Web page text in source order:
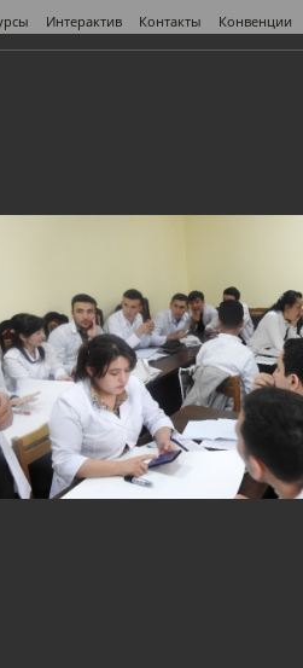
Интерактив Контакты Конвенции
подход к
химических
сектор"